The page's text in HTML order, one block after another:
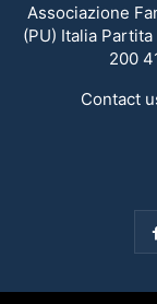
Associazione
(PU) Italia
200
Contact